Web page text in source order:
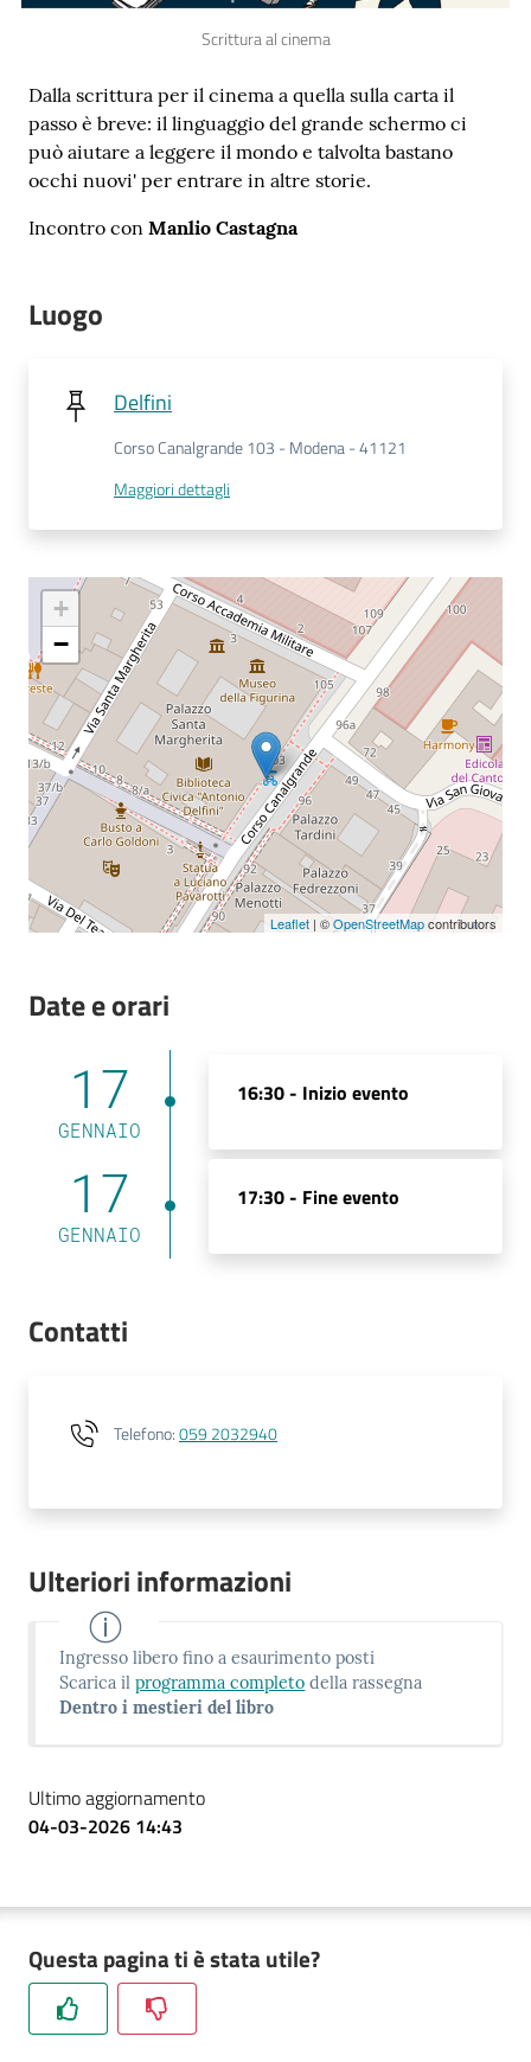
e
consigli
Avvisi
Contatti
Seguici
Scrittura al cinema
Dalla scrittura per il cinema a quella sulla carta il
passo è breve: il linguaggio del grande schermo ci
può aiutare a leggere il mondo e talvolta bastano
occhi nuovi' per entrare in altre storie.
Incontro con Manlio Castagna
Luogo
Delfini
Corso Canalgrande 103 - Modena - 41121
Maggiori dettagli
+
−
Leaflet | ©OpenStreetMapcontributors
Date e orari
17
GENNAIO
16:30 - Inizio evento
17
GENNAIO
17:30 - Fine evento
Contatti
Telefono:059 2032940
Ulteriori informazioni
Ingresso libero fino a esaurimento posti
Scarica ilprogramma completo della rassegna
Dentro i mestieri del libro
Ultimo aggiornamento
04-03-2026 14:43
Questa pagina ti è stata utile?